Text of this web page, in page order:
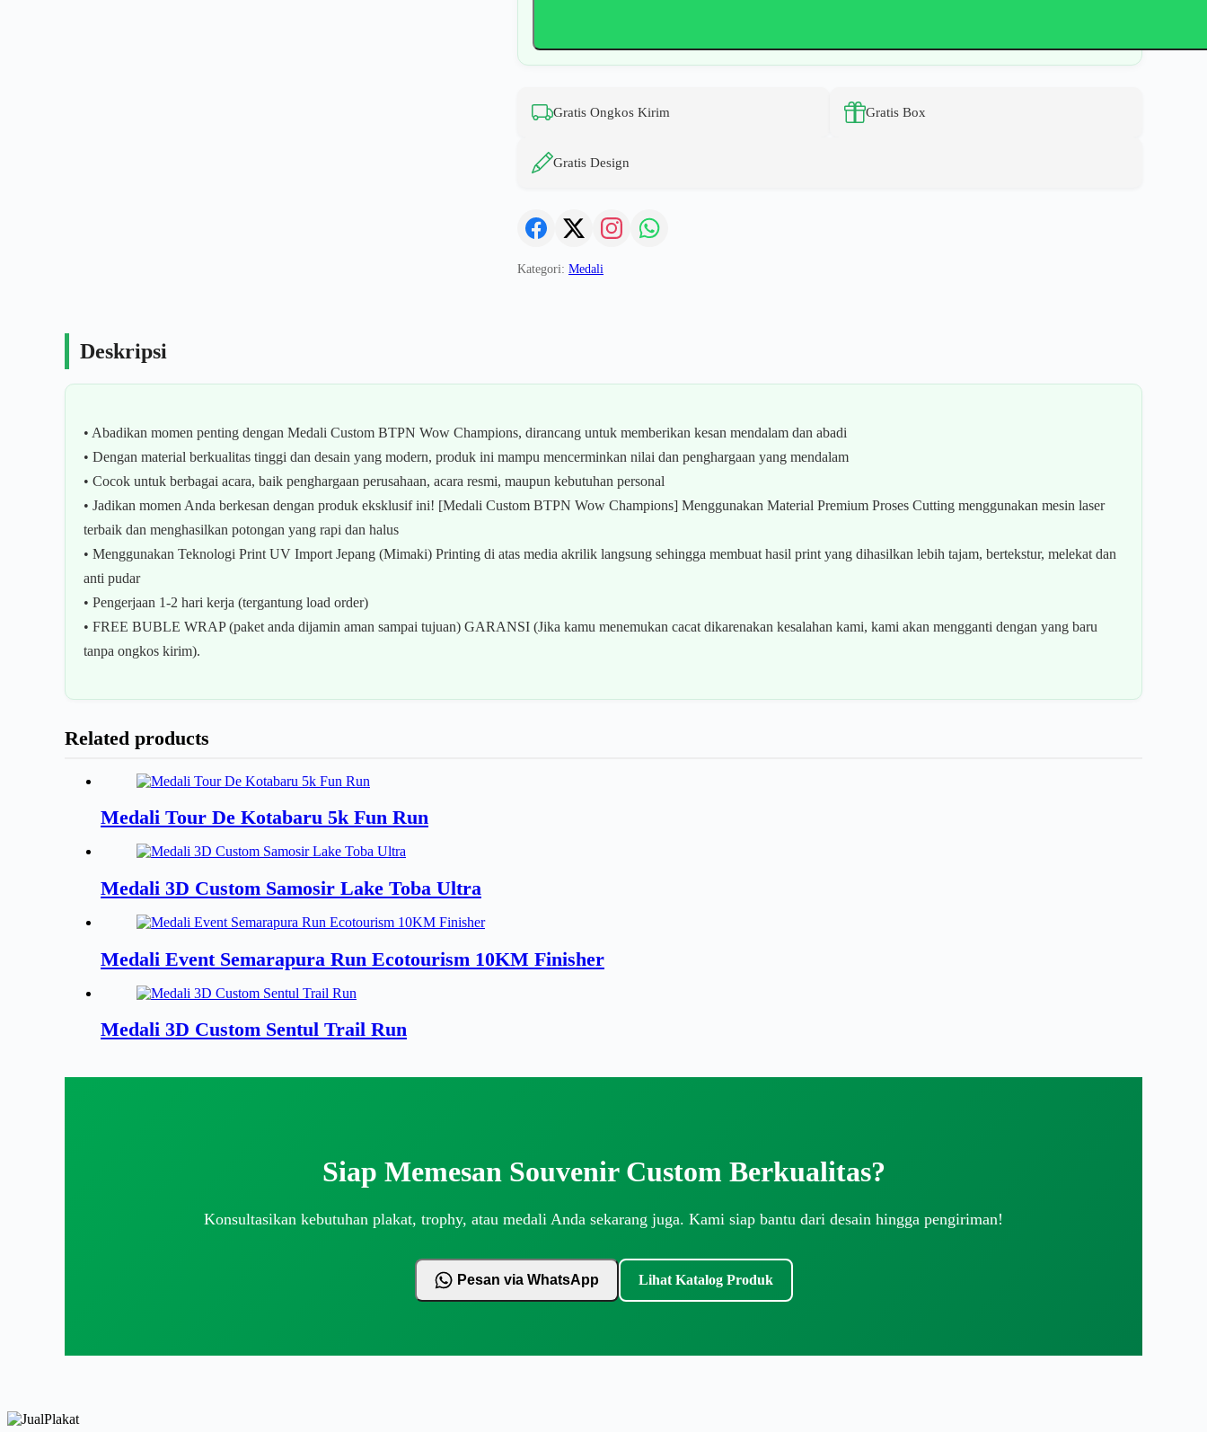
Gratis Ongkos Kirim Gratis Box
Gratis Design
Kategori: Medali
Deskripsi
• Abadikan momen penting dengan Medali Custom BTPN Wow Champions, dirancang untuk memberikan kesan mendalam dan abadi
• Dengan material berkualitas tinggi dan desain yang modern, produk ini mampu mencerminkan nilai dan penghargaan yang mendalam
• Cocok untuk berbagai acara, baik penghargaan perusahaan, acara resmi, maupun kebutuhan personal
• Jadikan momen Anda berkesan dengan produk eksklusif ini! [Medali Custom BTPN Wow Champions] Menggunakan Material Premium Proses Cutting menggunakan mesin laser
terbaik dan menghasilkan potongan yang rapi dan halus
• Menggunakan Teknologi Print UV Import Jepang (Mimaki) Printing di atas media akrilik langsung sehingga membuat hasil print yang dihasilkan lebih tajam, bertekstur, melekat dan
anti pudar
• Pengerjaan 1-2 hari kerja (tergantung load order)
• FREE BUBLE WRAP (paket anda dijamin aman sampai tujuan) GARANSI (Jika kamu menemukan cacat dikarenakan kesalahan kami, kami akan mengganti dengan yang baru
tanpa ongkos kirim).
Related products
Medali Tour De Kotabaru 5k Fun Run
Medali 3D Custom Samosir Lake Toba Ultra
Medali Event Semarapura Run Ecotourism 10KM Finisher
Medali 3D Custom Sentul Trail Run
Siap Memesan Souvenir Custom Berkualitas?
Konsultasikan kebutuhan plakat, trophy, atau medali Anda sekarang juga. Kami siap bantu dari desain hingga pengiriman!
Pesan via WhatsApp Lihat Katalog Produk